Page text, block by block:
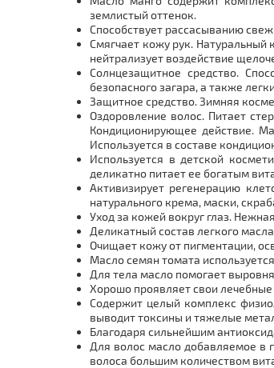
землистый оттенок.
Способствует рассасыванию
Смягчает кожу рук. Натуральный
нейтрализует воздействие
Солнцезащитное средство.
безопасного загара, а также
Защитное средство. Зимняя
Оздоровление волос. Питает
Кондиционирующее действие.
Используется в составе
Используется в детской
деликатно питает ее богатым
Активизирует регенерацию
натурального крема, маски,
Уход за кожей вокруг глаз.
Деликатный состав легкого
Очищает кожу от пигментации,
Масло семян томата
Для тела масло помогает
Хорошо проявляет свои
Содержит целый комплекс
выводит токсины и тяжелые
Благодаря сильнейшим
Для волос масло добавляемое в
волоса большим количеством